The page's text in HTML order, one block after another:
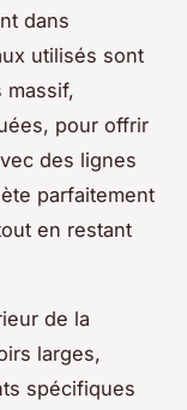
dans
utilisés sont
massif,
pour offrir
des lignes
parfaitement
en restant
de la
larges,
spécifiques